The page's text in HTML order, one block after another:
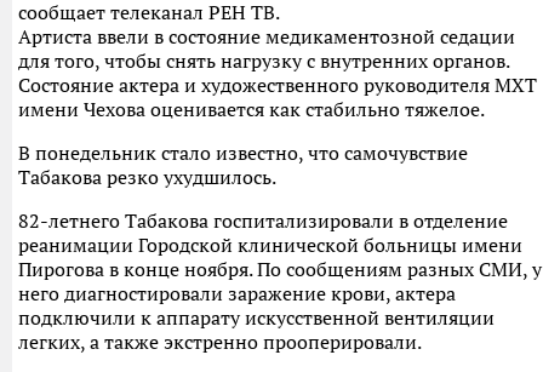
сообщает телеканал РЕН ТВ.
Артиста ввели в состояние медикаментозной седации
для того, чтобы снять нагрузку с внутренних органов.
Состояние актера и художественного руководителя МХТ
имени Чехова оценивается как стабильно тяжелое.
В понедельник стало известно, что самочувствие
Табакова резко ухудшилось.
82-летнего Табакова госпитализировали в отделение
реанимации Городской клинической больницы имени
Пирогова в конце ноября. По сообщениям разных СМИ, у
него диагностировали заражение крови, актера
подключили к аппарату искусственной вентиляции
легких, а также экстренно прооперировали.